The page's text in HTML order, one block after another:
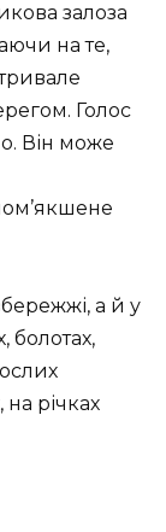
залоза
на те,
Голос
Він може
а й у
болотах,
річках